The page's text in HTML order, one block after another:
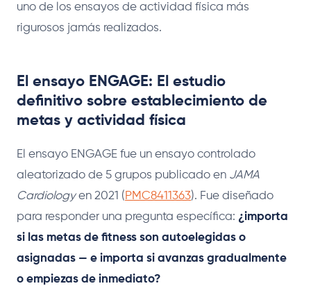
uno de los ensayos de actividad física más
rigurosos jamás realizados.
El ensayo ENGAGE: El estudio
definitivo sobre establecimiento de
metas y actividad física
El ensayo ENGAGE fue un ensayo controlado
aleatorizado de 5 grupos publicado en JAMA
Cardiologyen 2021 ( PMC8411363). Fue diseñado
para responder una pregunta específica: ¿importa
si las metas de fitness son autoelegidas o
asignadas — e importa si avanzas gradualmente
o empiezas de inmediato?